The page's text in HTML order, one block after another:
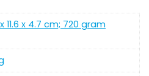
11.6 x 4.7 cm; 720 gram